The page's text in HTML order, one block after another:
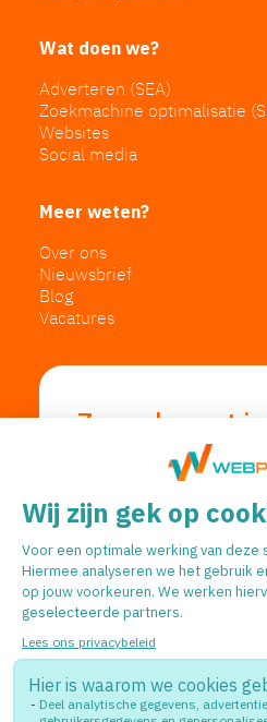
Wat doen we?
Adverteren (SEA)
Zoekmachine optimalisatie
Websites
Social media
Meer weten?
Over ons
Nieuwsbrief
Blog
Vacatures
Zo vaak moet je
op
Word ook
gevonden.
Support